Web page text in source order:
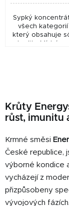
Sypký
všech
který obsahuje
kvality. Míchá se
Krůty
růst, imunitu
Krmné směsi
České republice,
výborné kondice
vycházejí z
přizpůsobeny
vývojových fázích.